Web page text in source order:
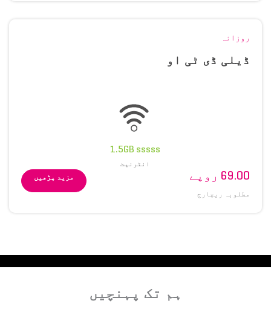
روزانہ
ڈیلی ڈی ٹی او
1.5GB sssss
انٹرنیٹ
69.00 روپے
مطلوبہ ریچارج
مزید پڑھیں
ہم تک پہنچیں